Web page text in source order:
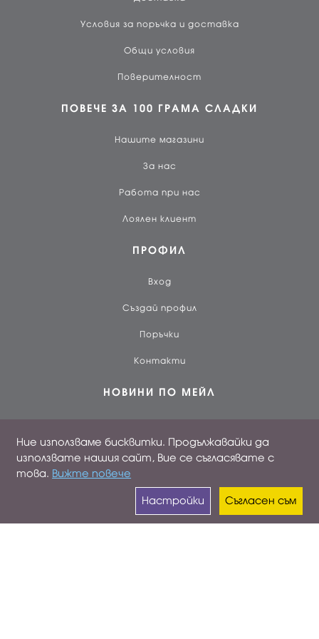
Условия за поръчка и доставка
Общи условия
Поверителност
ПОВЕЧЕ ЗА 100 ГРАМА СЛАДКИ
Нашите магазини
За нас
Работа при нас
Лоялен клиент
ПРОФИЛ
Вход
Създай профил
Поръчки
Контакти
НОВИНИ ПО МЕЙЛ
получавате най-новите и интересни предложения
директно по мейл без спам
Валутен курс: 1 BGN = 0.51129 EUR
Ние използваме бисквитки. Продължавайки да
използвате нашия сайт, Вие се съгласявате с
това. Вижте повече
Настройки Съгласен съм